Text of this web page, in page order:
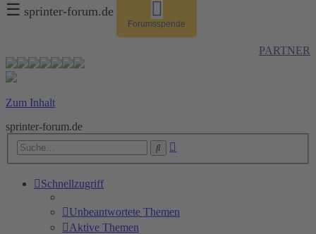
☰ sprinter-forum.de
Forumsspende
PARTNER
Zum Inhalt
sprinter-forum.de
Suche
Schnellzugriff
Unbeantwortete Themen
Aktive Themen